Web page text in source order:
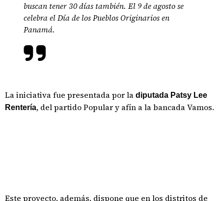
buscan tener 30 días también. El 9 de agosto se
celebra el Día de los Pueblos Originarios en
Panamá.
La iniciativa fue presentada por la diputada Patsy Lee
Rentería, del partido Popular y afín a la bancada Vamos.
Este proyecto, además, dispone que en los distritos de